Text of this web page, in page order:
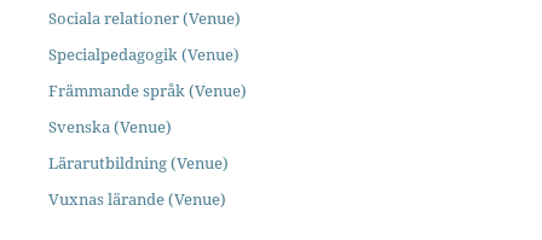
Sociala relationer (Venue)
Specialpedagogik (Venue)
Främmande språk (Venue)
Svenska (Venue)
Lärarutbildning (Venue)
Vuxnas lärande (Venue)